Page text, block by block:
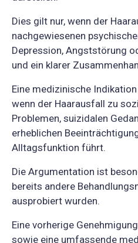
Dies gilt nur, wenn der
nachgewiesenen
Depression, Angststörung
und ein klarer
Eine medizinische
wenn der Haarausfall zu
Problemen, suizidalen
erheblichen
Alltagsfunktion führt.
Die Argumentation ist
bereits andere
ausprobiert wurden.
Eine vorherige
sowie eine umfassende